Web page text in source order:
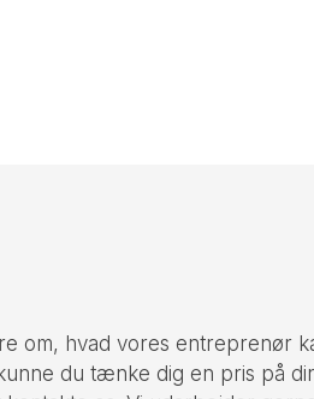
om, hvad vores entreprenør
du tænke dig en pris på